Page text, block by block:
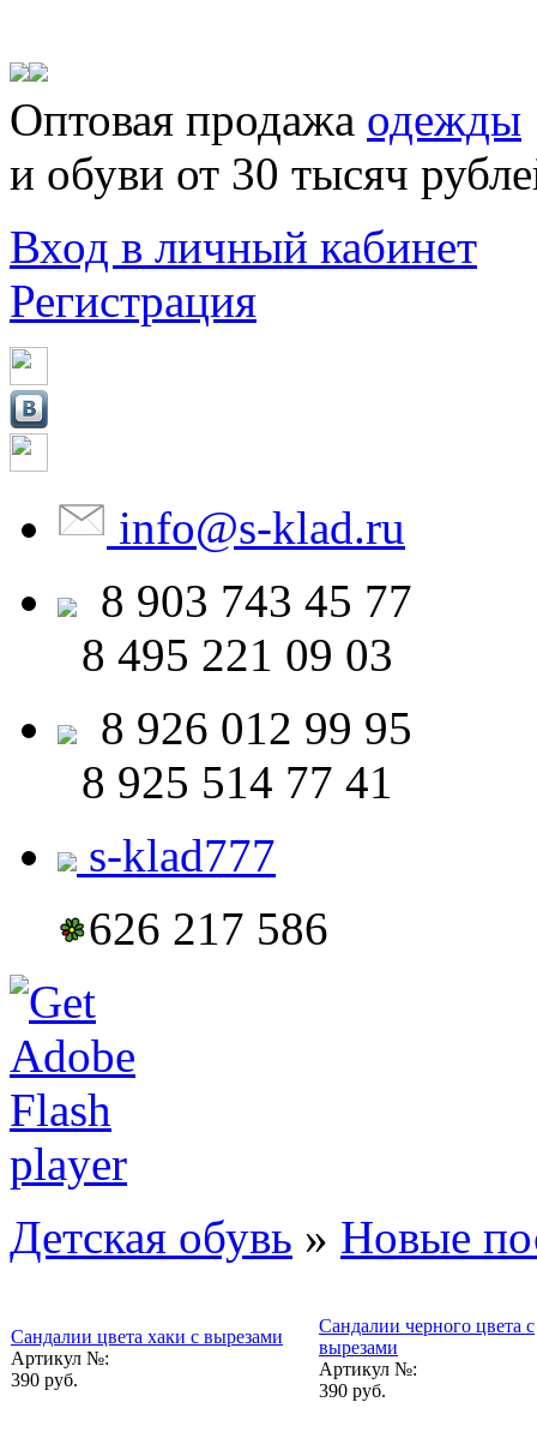
Оптовая продажа одежды
и обуви от 30 тысяч
Вход в личный кабинет
Регистрация
info@s-klad.ru
8 903 743 45 77
8 495 221 09 03
8 926 012 99 95
8 925 514 77 41
s-klad777
626 217 586
Детская обувь » Новые
Сандалии цвета хаки с вырезами
Артикул №:
390 руб.
Сандалии черного цвета с
вырезами
Артикул №:
390 руб.